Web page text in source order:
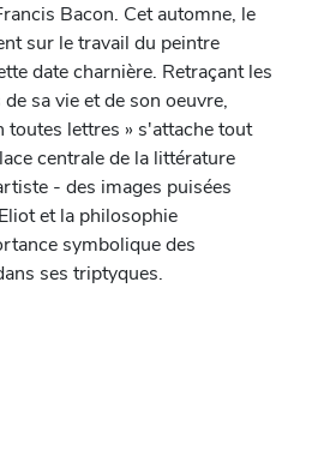
Bacon. Cet automne, le
sur le travail du peintre
date charnière. Retraçant les
sa vie et de son oeuvre,
toutes lettres » s'attache tout
centrale de la littérature
- des images puisées
et la philosophie
symbolique des
ses triptyques.